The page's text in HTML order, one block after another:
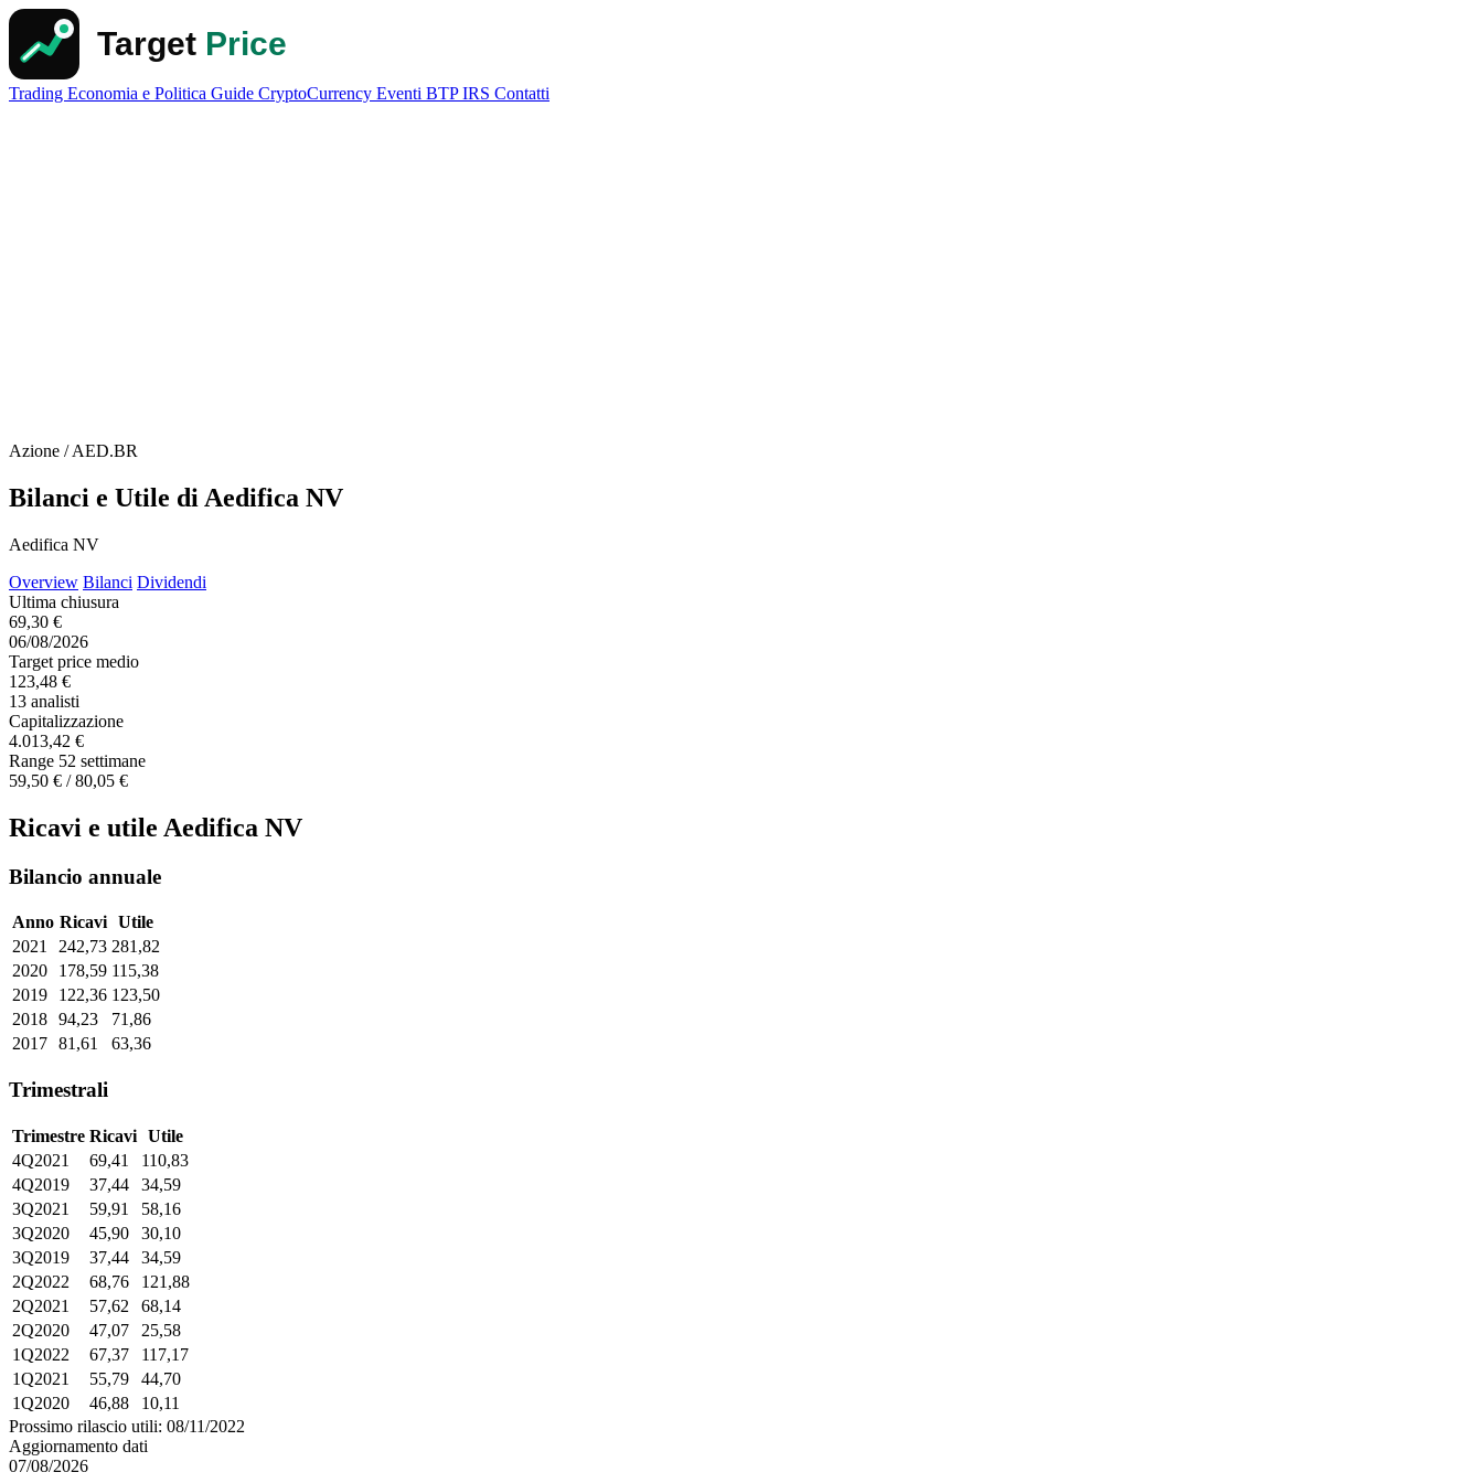
Trading Economia e Politica Guide CryptoCurrency Eventi BTPIRS Contatti
Azione / AED.BR
Bilanci e Utile di Aedifica NV
Aedifica NV
Overview Bilanci Dividendi
Ultima chiusura
69,30 €
06/08/2026
Target price medio
123,48 €
13 analisti
Capitalizzazione
4.013,42 €
Range 52 settimane
59,50 € / 80,05 €
Ricavi e utile Aedifica NV
Bilancio annuale
Anno Ricavi
Utile
2021
242,73 281,82
2020
178,59 115,38
2019
122,36 123,50
2018 94,23
71,86
2017 81,61 63,36
Trimestrali
Trimestre Ricavi Utile
4Q2021
69,41
110,83
4Q2019
37,44
34,59
3Q2021
59,91
58,16
3Q2020
45,90
30,10
3Q2019
37,44
34,59
2Q2022
68,76
121,88
2Q2021
57,62
68,14
2Q2020
47,07
25,58
1Q2022
67,37
117,17
1Q2021
55,79
44,70
1Q2020
46,88
10,11
Prossimo rilascio utili: 08/11/2022
Aggiornamento dati
07/08/2026